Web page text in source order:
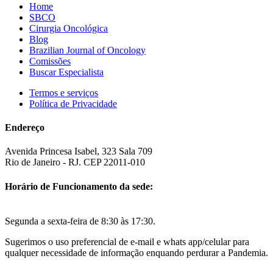
Home
SBCO
Cirurgia Oncológica
Blog
Brazilian Journal of Oncology
Comissões
Buscar Especialista
Termos e serviços
Política de Privacidade
Endereço
Avenida Princesa Isabel, 323 Sala 709
Rio de Janeiro - RJ. CEP 22011-010
Horário de Funcionamento da sede:
Segunda a sexta-feira de 8:30 às 17:30.
Sugerimos o uso preferencial de e-mail e whats app/celular para
qualquer necessidade de informação enquando perdurar a Pandemia.